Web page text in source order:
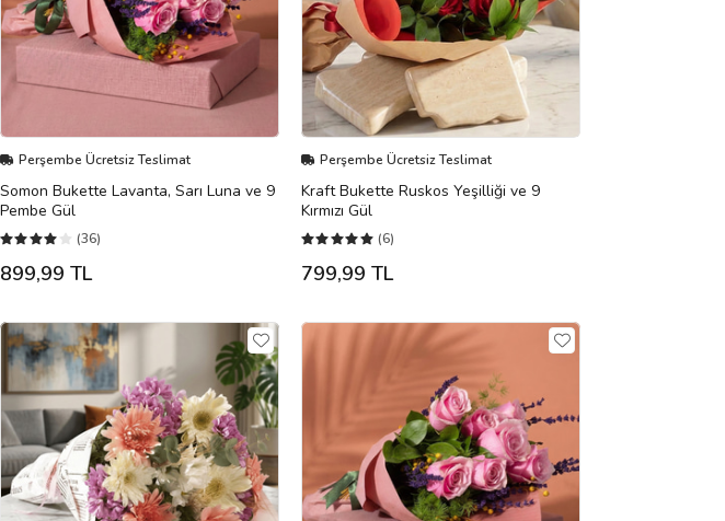
Perşembe Ücretsiz Teslimat
Somon Bukette Lavanta, Sarı Luna ve 9
Pembe Gül
(36)
899,99 TL
Perşembe Ücretsiz Teslimat
Kraft Bukette Ruskos Yeşilliği ve 9
Kırmızı Gül
(6)
799,99 TL